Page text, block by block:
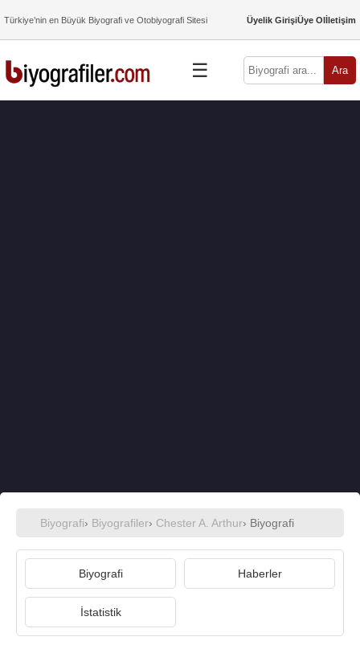
Türkiye’nin en Büyük Biyografi ve Otobiyografi Sitesi Üyelik GirişiÜye Olİletişim
☰ Ara
Biyografi› Biyografiler› Chester A. Arthur› Biyografi
Biyografi Haberler
İstatistik